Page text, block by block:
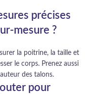
précises
mesure ?
la poitrine, la taille et
le corps. Prenez aussi
des talons.
pour